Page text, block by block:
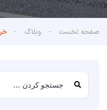
صفحه نخست وبلاگ